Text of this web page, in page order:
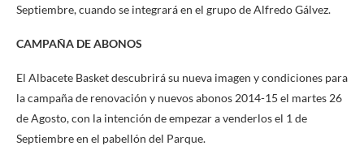
Septiembre, cuando se integrará en el grupo de Alfredo Gálvez.
CAMPAÑA DE ABONOS
El Albacete Basket descubrirá su nueva imagen y condiciones para
la campaña de renovación y nuevos abonos 2014-15 el martes 26
de Agosto, con la intención de empezar a venderlos el 1 de
Septiembre en el pabellón del Parque.